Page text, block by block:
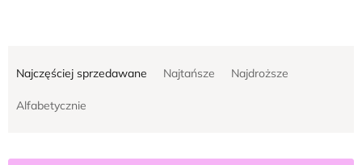
Najczęściej sprzedawane Najtańsze Najdroższe
Alfabetycznie